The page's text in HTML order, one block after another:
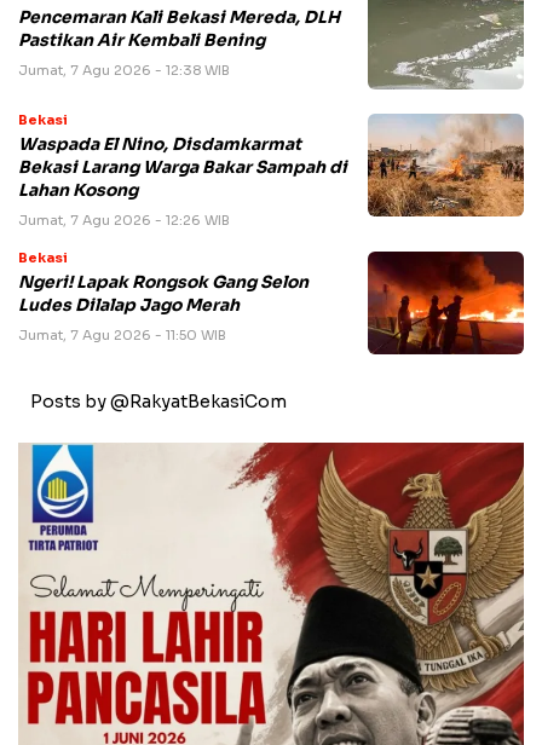
Pencemaran Kali Bekasi Mereda, DLH
Pastikan Air Kembali Bening
Jumat, 7 Agu 2026 - 12:38 WIB
Bekasi
Waspada El Nino, Disdamkarmat
Bekasi Larang Warga Bakar Sampah di
Lahan Kosong
Jumat, 7 Agu 2026 - 12:26 WIB
Bekasi
Ngeri! Lapak Rongsok Gang Selon
Ludes Dilalap Jago Merah
Jumat, 7 Agu 2026 - 11:50 WIB
Posts by @RakyatBekasiCom